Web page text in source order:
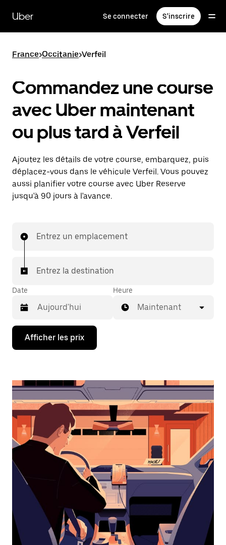
contenu
principal
Uber Se connecter S'inscrire
France>Occitanie>Verfeil
Commandez une course
avec Uber maintenant
ou plus tard à Verfeil
Ajoutez les détails de votre course, embarquez, puis
déplacez-vous dans le véhicule Verfeil. Vous pouvez
aussi planifier votre course avec Uber Reserve
jusqu'à 90 jours à l'avance.
Entrez un emplacement
Entrez la destination
Date
Appuyez
la
bas
interagir
avec
calendrier
et
sélectionner
une
date.
Appuyez
d'échappement
pour
fermer
Heure
Maintenant
Afficher les prix